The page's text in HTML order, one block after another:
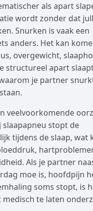
als apart
wordt zonder dat
Snurken is vaak een
anders. Het kan
overgewicht,
structureel apart
je partner
veelvoorkomende
slaapapneu stopt de
tijdens de slaap, wat
Als je partner
moe is, hoofdpijn
soms stopt, is
te laten